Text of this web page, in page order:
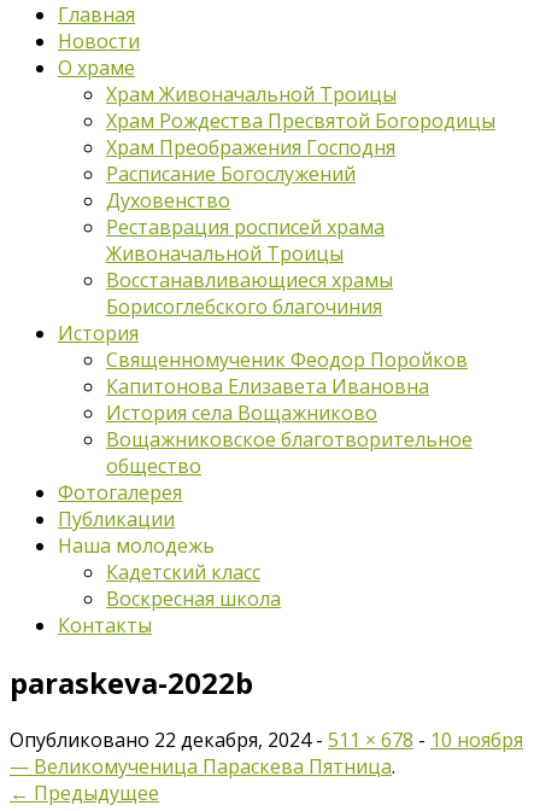
Главная
Новости
О храме
Храм Живоначальной Троицы
Храм Рождества Пресвятой Богородицы
Храм Преображения Господня
Расписание Богослужений
Духовенство
Реставрация росписей храма
Живоначальной Троицы
Восстанавливающиеся храмы
Борисоглебского благочиния
История
Священномученик Феодор Поройков
Капитонова Елизавета Ивановна
История села Вощажниково
Вощажниковское благотворительное
общество
Фотогалерея
Публикации
Наша молодежь
Кадетский класс
Воскресная школа
Контакты
paraskeva-2022b
Опубликовано 22 декабря, 2024- 511 × 678 - 10 ноября
— Великомученица Параскева Пятница.
← Предыдущее